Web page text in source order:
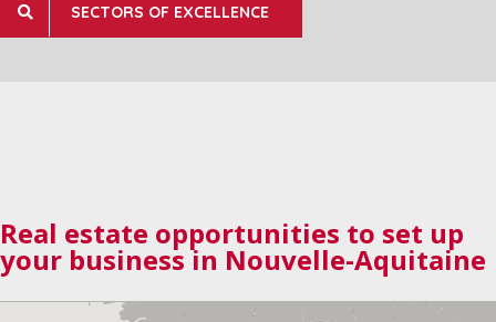
SECTORS OF EXCELLENCE
Real estate opportunities to set up
your business in Nouvelle-Aquitaine